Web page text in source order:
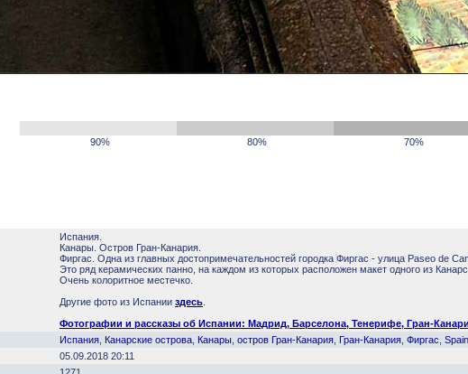
90% 80% 70%
Испания.
Канары. Остров Гран-Канария.
Фиргас. Одна из главных достопримечательностей городка Фиргас - улица Paseo de
Это ряд керамических панно, на каждом из которых расположен макет одного из
Очень колоритное местечко.
Другие фото из Испании здесь
Фотографии и рассказы об Испании: Мадрид, Барселона, Тенерифе, Гран-
Испания Канарские острова Канары остров Гран-Канария Гран-Канария Фиргас Spain
05.09.2018 20:11